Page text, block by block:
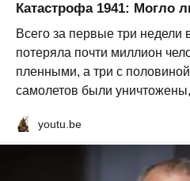
Катастрофа 1941: Могло
Всего за первые три
потеряла почти миллион
пленными, а три с
самолетов были
youtu.be